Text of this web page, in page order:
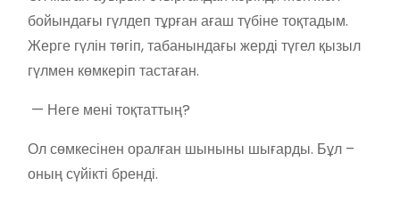
бойындағы гүлдеп тұрған ағаш түбіне тоқтадым.
Жерге гүлін төгіп, табанындағы жерді түгел қызыл
гүлмен көмкеріп тастаған.
— Неге мені тоқтаттың?
Ол сөмкесінен оралған шыныны шығарды. Бұл –
оның сүйікті бренді.